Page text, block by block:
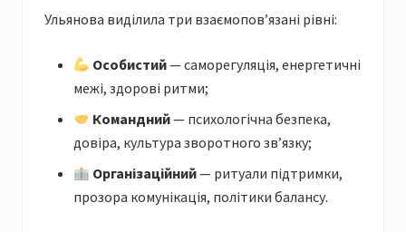
Ульянова виділила три взаємопов’язані рівні:
Особистий— саморегуляція, енергетичні
межі, здорові ритми;
Командний— психологічна безпека,
довіра, культура зворотного зв’язку;
Організаційний— ритуали підтримки,
прозора комунікація, політики балансу.